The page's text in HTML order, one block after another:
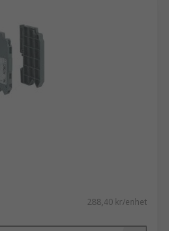
288,40 kr/enhet